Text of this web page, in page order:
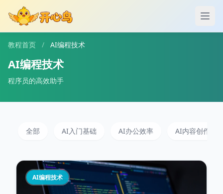
打开
教程首页 / AI编程技术
AI编程技术
程序员的高效助手
全部 AI入门基础 AI办公效率 AI内容创作
AI编程技术